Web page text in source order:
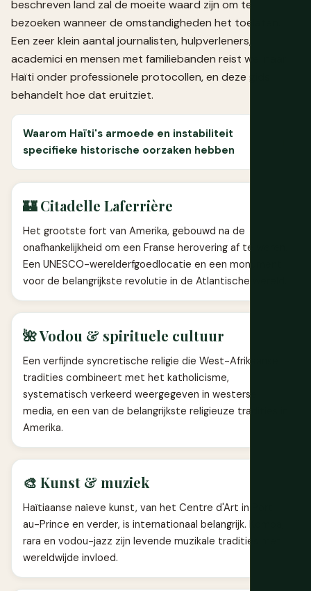
beschreven land zal de moeite waard zijn om te
bezoeken wanneer de omstandigheden het toelaten.
Een zeer klein aantal journalisten, hulpverleners,
academici en mensen met familiebanden reist wel naar
Haïti onder professionele protocollen, en deze gids
behandelt hoe dat eruitziet.
Waarom Haïti's armoede en instabiliteit
specifieke historische oorzaken hebben
🏰 Citadelle Laferrière
Het grootste fort van Amerika, gebouwd na de
onafhankelijkheid om een Franse herovering af te weren.
Een UNESCO-werelderfgoedlocatie en een monument
voor de belangrijkste revolutie in de Atlantische wereld.
🌺 Vodou & spirituele cultuur
Een verfijnde syncretische religie die West-Afrikaanse
tradities combineert met het katholicisme,
systematisch verkeerd weergegeven in westerse
media, en een van de belangrijkste religieuze tradities in
Amerika.
🎨 Kunst & muziek
Haïtiaanse naïeve kunst, van het Centre d'Art in Port-
au-Prince en verder, is internationaal belangrijk. Kompa,
rara en vodou-jazz zijn levende muzikale tradities met
wereldwijde invloed.